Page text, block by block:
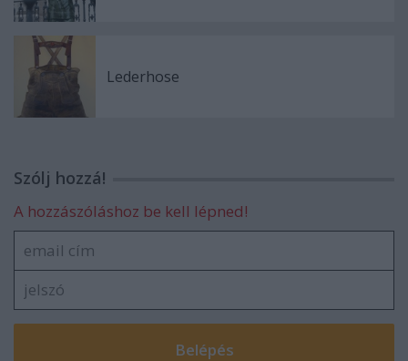
Lederhose
Szólj hozzá!
A hozzászóláshoz be kell lépned!